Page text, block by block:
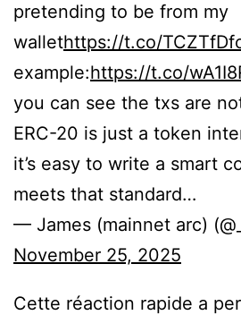
pretending to be from my
wallethttps://t.co/
example:https://t.co/
you can see the txs are
ERC-20 is just a token
it’s easy to write a smart
meets that standard…
— James (mainnet arc)
November 25, 2025
Cette réaction rapide a